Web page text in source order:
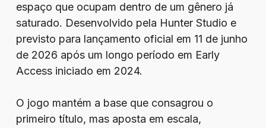
espaço que ocupam dentro de um gênero já
saturado. Desenvolvido pela Hunter Studio e
previsto para lançamento oficial em 11 de junho
de 2026 após um longo período em Early
Access iniciado em 2024.
O jogo mantém a base que consagrou o
primeiro título, mas aposta em escala,